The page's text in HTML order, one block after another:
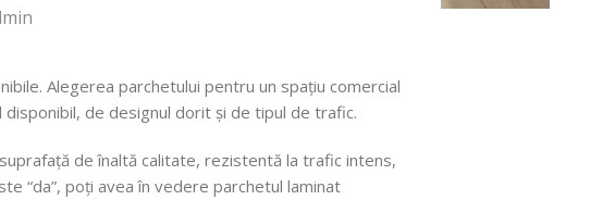
Alegerea parchetului pentru un spațiu comercial
de designul dorit și de tipul de trafic.
de înaltă calitate, rezistentă la trafic intens,
“da”, poți avea în vedere parchetul laminat